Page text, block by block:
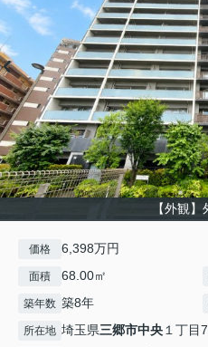
【外観
価格 6,398万円
面積 68.00㎡
築年数 築8年
所在地 埼玉県三郷市中央 １丁目